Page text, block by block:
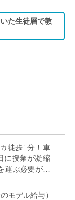
た生徒層で教
徒歩1分！車
に授業が凝縮
運ぶ必要があ
O […]
モデル給与）